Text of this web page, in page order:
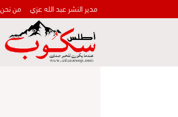
مدير النشر عبد الله عزي من نحن